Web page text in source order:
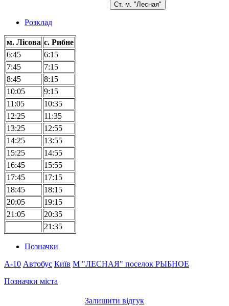
Ст. м. "Лесная"
Розклад
м. Лісова с. Рибне
6:45
6:15
7:45
7:15
8:45
8:15
10:05
9:15
11:05
10:35
12:25
11:35
13:25
12:55
14:25
13:55
15:25
14:55
16:45
15:55
17:45
17:15
18:45
18:15
20:05
19:15
21:05
20:35
21:35
Позначки
A-10 Автобус Київ М "ЛЕСНАЯ" поселок РЫБНОЕ
Позначки міста
Залишити відгук